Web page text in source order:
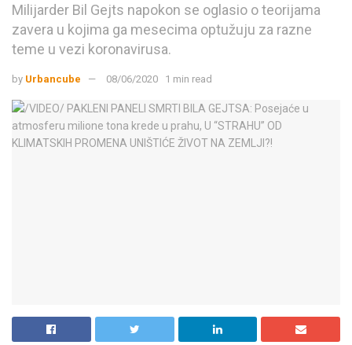
Milijarder Bil Gejts napokon se oglasio o teorijama
zavera u kojima ga mesecima optužuju za razne
teme u vezi koronavirusa.
by Urbancube 08/06/2020 1 min read